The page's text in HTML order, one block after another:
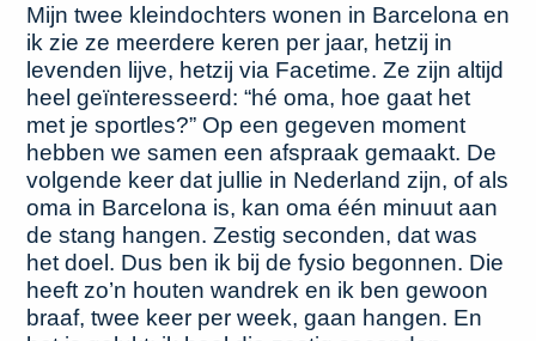
Mijn twee kleindochters wonen in Barcelona en
ik zie ze meerdere keren per jaar, hetzij in
levenden lijve, hetzij via Facetime. Ze zijn altijd
heel geïnteresseerd: “hé oma, hoe gaat het
met je sportles?” Op een gegeven moment
hebben we samen een afspraak gemaakt. De
volgende keer dat jullie in Nederland zijn, of als
oma in Barcelona is, kan oma één minuut aan
de stang hangen. Zestig seconden, dat was
het doel. Dus ben ik bij de fysio begonnen. Die
heeft zo’n houten wandrek en ik ben gewoon
braaf, twee keer per week, gaan hangen. En